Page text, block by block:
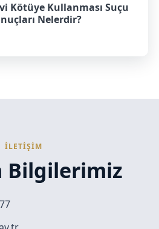
Kötüye Kullanması Suçu
Nelerdir?
İLETİŞİM
Bilgilerimiz